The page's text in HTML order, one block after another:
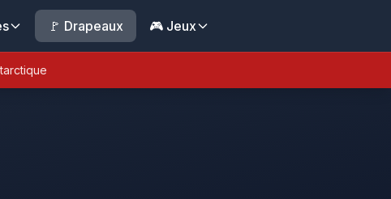
🚩 Drapeaux 🎮 Jeux